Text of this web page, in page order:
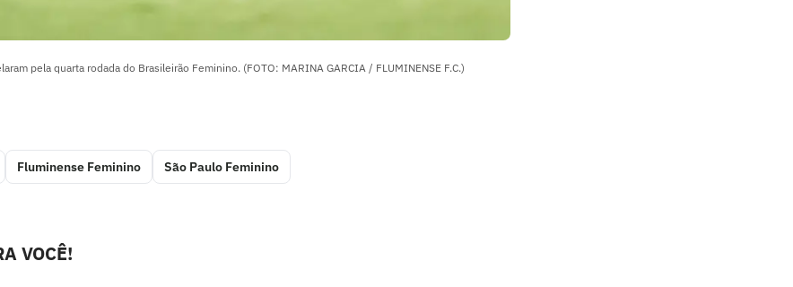
pela quarta rodada do Brasileirão Feminino. (FOTO: MARINA GARCIA / FLUMINENSE F.C.)
Fluminense Feminino São Paulo Feminino
VOCÊ!